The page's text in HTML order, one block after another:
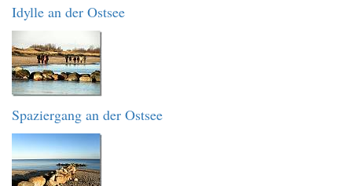
Idylle an der Ostsee
Spaziergang an der Ostsee